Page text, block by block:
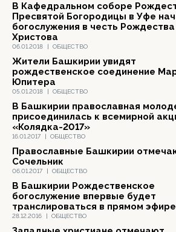
06.01.2018 | ОБЩЕСТВО
В Кафедральном соборе
Пресвятой Богородицы в Уфе
богослужения в честь Рождества
Христова
05.01.2018 | ОБЩЕСТВО
Жители Башкирии увидят
рождественское соединение
Юпитера
16.01.2017 | ОБЩЕСТВО
В Башкирии православная
присоединилась к всемирной
«Колядка-2017»
06.01.2017 | ОБЩЕСТВО
Православные Башкирии
Сочельник
28.12.2016 | ОБЩЕСТВО
В Башкирии Рождественское
богослужение впервые будет
транслироваться в прямом